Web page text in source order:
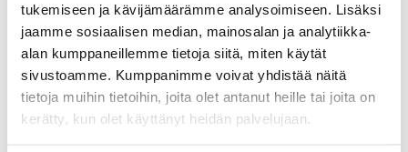
tukemiseen ja kävijämäärämme analysoimiseen. Lisäksi
jaamme sosiaalisen median, mainosalan ja analytiikka-
alan kumppaneillemme tietoja siitä, miten käytät
sivustoamme. Kumppanimme voivat yhdistää näitä
tietoja muihin tietoihin, joita olet antanut heille tai joita on
kerätty, kun olet käyttänyt heidän palvelujaan.
11x yleisliike kuulan yli
12x turkkilainen ylösnousu
TO
5x5 kyykky